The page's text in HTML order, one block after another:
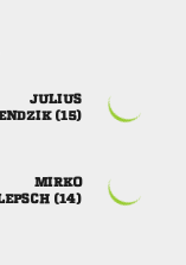



